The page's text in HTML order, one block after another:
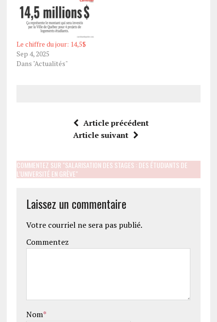
Le chiffre du jour: 14,5$
Sep 4, 2025
Dans "Actualités"
Article précédent
Article suivant
COMMENTEZ SUR "SALARISATION DES STAGES : DES ÉTUDIANTS DE
L’UNIVERSITÉ EN GRÈVE"
Laissez un commentaire
Votre courriel ne sera pas publié.
Commentez
Nom*